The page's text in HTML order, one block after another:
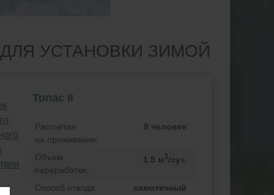
УСТАНОВКИ ЗИМОЙ
Топас 8
Рассчитан
на проживание:
8 человек
Объем
переработки:
1.5 м3/сут.
Способ отвода
самотечный